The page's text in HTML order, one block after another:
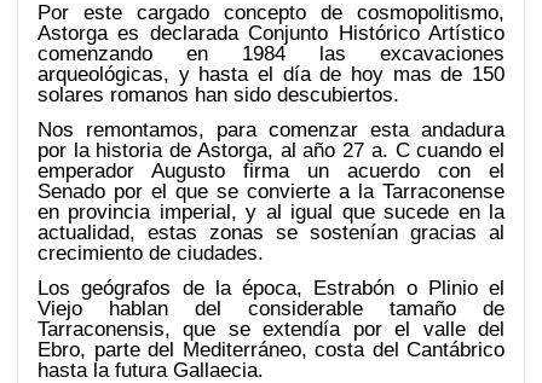
Por este cargado concepto de cosmopolitismo,
Astorga es declarada Conjunto Histórico Artístico
comenzando en 1984 las excavaciones
arqueológicas, y hasta el día de hoy mas de 150
solares romanos han sido descubiertos.
Nos remontamos, para comenzar esta andadura
por la historia de Astorga, al año 27 a. C cuando el
emperador Augusto firma un acuerdo con el
Senado por el que se convierte a la Tarraconense
en provincia imperial, y al igual que sucede en la
actualidad, estas zonas se sostenían gracias al
crecimiento de ciudades.
Los geógrafos de la época, Estrabón o Plinio el
Viejo hablan del considerable tamaño de
Tarraconensis, que se extendía por el valle del
Ebro, parte del Mediterráneo, costa del Cantábrico
hasta la futura Gallaecia.